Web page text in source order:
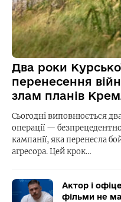
Два роки
перенесення
злам планів
Сьогодні виповнюється
операції —
кампанії, яка перенесла
агресора. Цей крок…
Актор і
фільми не